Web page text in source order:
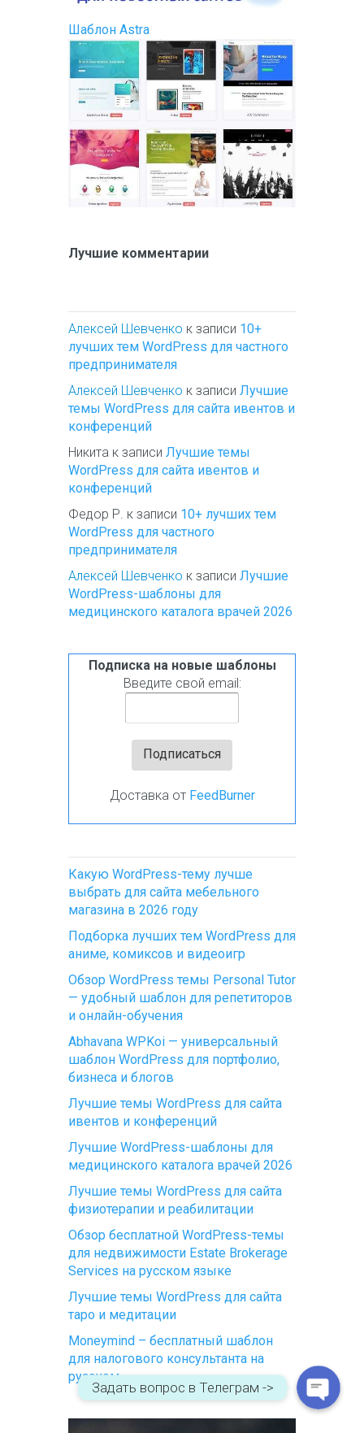
Шаблон Astra
Лучшие комментарии
Алексей Шевченко к записи 10+
лучших тем WordPress для частного
предпринимателя
Алексей Шевченко к записи Лучшие
темы WordPress для сайта ивентов и
конференций
Никита к записи Лучшие темы
WordPress для сайта ивентов и
конференций
Федор Р. к записи 10+ лучших тем
WordPress для частного
предпринимателя
Алексей Шевченко к записи Лучшие
WordPress-шаблоны для
медицинского каталога врачей 2026
Подписка на новые шаблоны
Введите свой email:
Доставка от FeedBurner
Какую WordPress-тему лучше
выбрать для сайта мебельного
магазина в 2026 году
Подборка лучших тем WordPress для
аниме, комиксов и видеоигр
Обзор WordPress темы Personal Tutor
— удобный шаблон для репетиторов
и онлайн-обучения
Abhavana WPKoi — универсальный
шаблон WordPress для портфолио,
бизнеса и блогов
Лучшие темы WordPress для сайта
ивентов и конференций
Лучшие WordPress-шаблоны для
медицинского каталога врачей 2026
Лучшие темы WordPress для сайта
физиотерапии и реабилитации
Обзор бесплатной WordPress-темы
для недвижимости Estate Brokerage
Services на русском языке
Лучшие темы WordPress для сайта
таро и медитации
Moneymind – бесплатный шаблон
для налогового консультанта на
русском
Задать вопрос в Телеграм ->